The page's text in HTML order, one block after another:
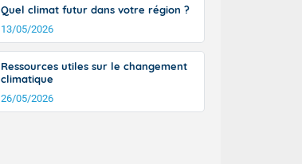
Quel climat futur dans votre région ?
13/05/2026
Ressources utiles sur le changement
climatique
26/05/2026